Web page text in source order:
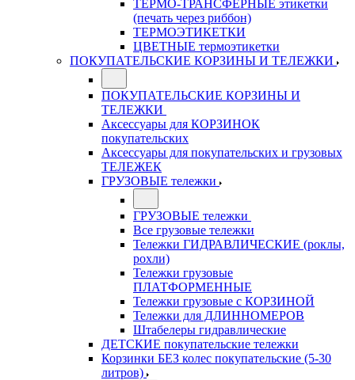
ТЕРМО-ТРАНСФЕРНЫЕ этикетки
(печать через риббон)
ТЕРМОЭТИКЕТКИ
ЦВЕТНЫЕ термоэтикетки
ПОКУПАТЕЛЬСКИЕ КОРЗИНЫ И ТЕЛЕЖКИ
ПОКУПАТЕЛЬСКИЕ КОРЗИНЫ И
ТЕЛЕЖКИ
Аксессуары для КОРЗИНОК
покупательских
Аксессуары для покупательских и грузовых
ТЕЛЕЖЕК
ГРУЗОВЫЕ тележки
ГРУЗОВЫЕ тележки
Все грузовые тележки
Тележки ГИДРАВЛИЧЕСКИЕ (роклы,
рохли)
Тележки грузовые
ПЛАТФОРМЕННЫЕ
Тележки грузовые с КОРЗИНОЙ
Тележки для ДЛИННОМЕРОВ
Штабелеры гидравлические
ДЕТСКИЕ покупательские тележки
Корзинки БЕЗ колес покупательские (5-30
литров)